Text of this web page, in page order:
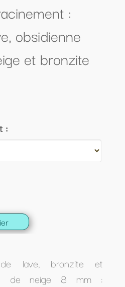
:
obsidienne
et bronzite
:
lave, bronzite et
de neige 8 mm :